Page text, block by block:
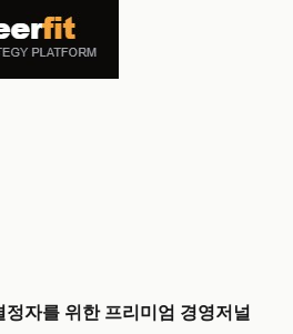
정자를 위한 프리미엄 경영저널